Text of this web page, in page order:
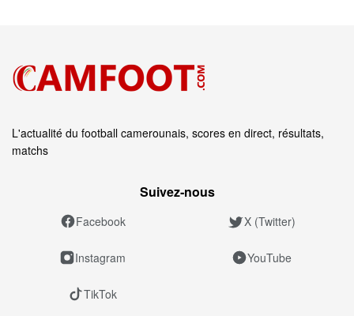
L'actualité du football camerounais, scores en direct, résultats,
matchs
Suivez‑nous
Facebook X (Twitter)
Instagram YouTube
TikTok